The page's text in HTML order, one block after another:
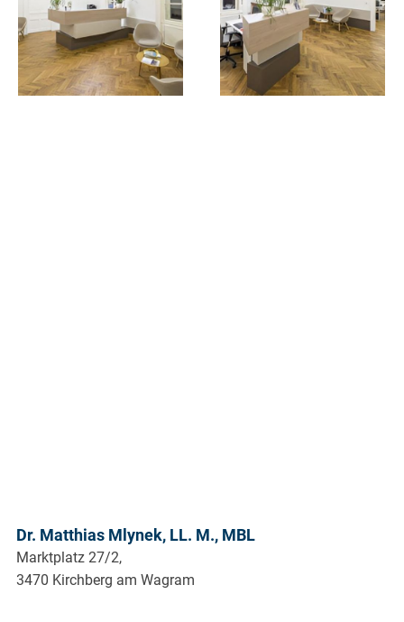
Dr. Matthias Mlynek, LL. M., MBL
Marktplatz 27/2,
3470 Kirchberg am Wagram